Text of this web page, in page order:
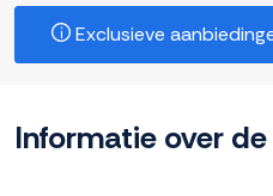
Exclusieve
Informatie over